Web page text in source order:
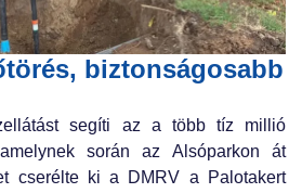
biztonságosabb
segíti az a több tíz millió
során az Alsóparkon át
cserélte ki a DMRV a Palotakert